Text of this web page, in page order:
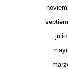
julio